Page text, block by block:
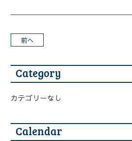
前へ
Category
カテゴリーなし
Calendar